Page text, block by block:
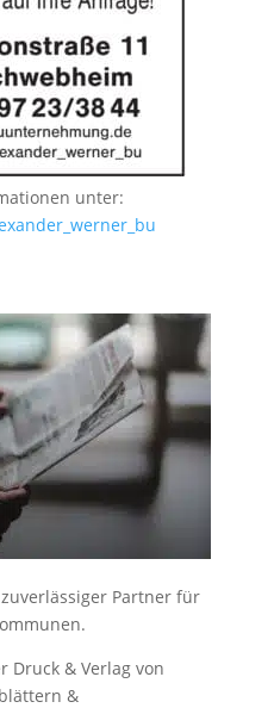
unter:
zuverlässiger Partner für
Druck & Verlag von
&